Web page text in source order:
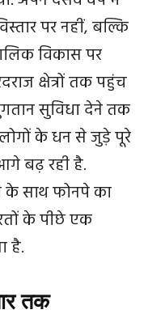
पर नहीं, बल्कि
विकास पर
क्षेत्रों तक पहुंच
सुविधा देने तक
के धन से जुड़े पूरे
बढ़ रही है.
के साथ फोनपे का
के पीछे एक
है.
तक